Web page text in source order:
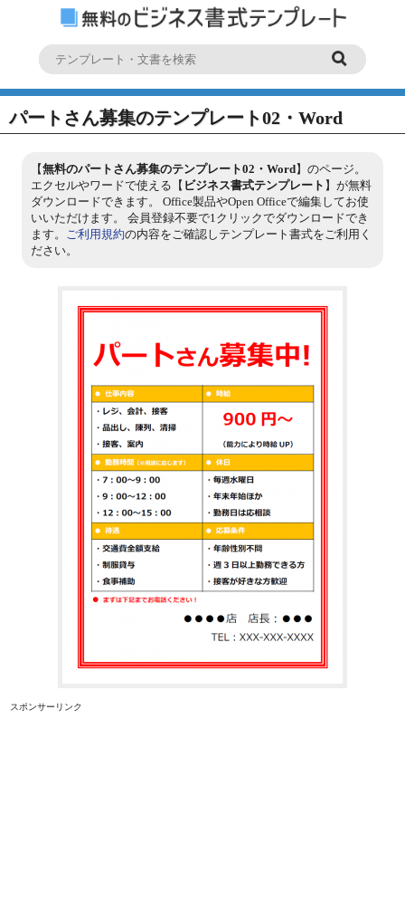
パートさん募集のテンプレート02・Word
【無料のパートさん募集のテンプレート02・Word】のページ。
エクセルやワードで使える【 ビジネス書式テンプレート 】が無料
ダウンロードできます。 Office製品やOpen Officeで編集してお使
いいただけます。 会員登録不要で1クリックでダウンロードでき
ます。 ご利用規約の内容をご確認しテンプレート書式をご利用く
ださい。
スポンサーリンク